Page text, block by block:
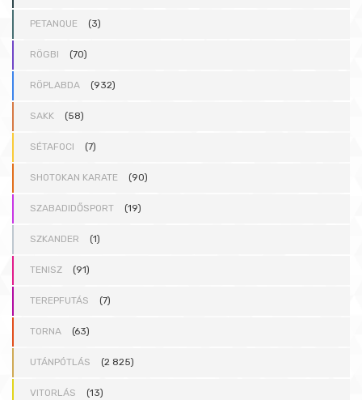
PETANQUE (3)
RÖGBI (70)
RÖPLABDA (932)
SAKK (58)
SÉTAFOCI (7)
SHOTOKAN KARATE (90)
SZABADIDŐSPORT (19)
SZKANDER (1)
TENISZ (91)
TEREPFUTÁS (7)
TORNA (63)
UTÁNPÓTLÁS (2 825)
VITORLÁS (13)